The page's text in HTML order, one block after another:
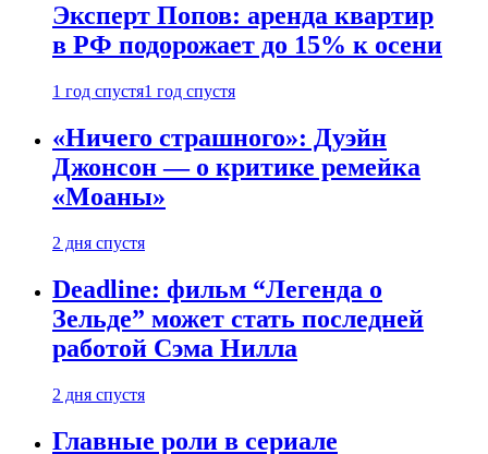
Эксперт Попов: аренда квартир
в РФ подорожает до 15% к осени
1 год спустя1 год спустя
«Ничего страшного»: Дуэйн
Джонсон — о критике ремейка
«Моаны»
2 дня спустя
Deadline: фильм “Легенда о
Зельде” может стать последней
работой Сэма Нилла
2 дня спустя
Главные роли в сериале